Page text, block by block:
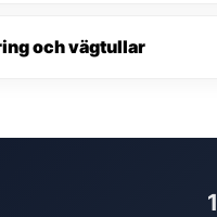
och vägtullar